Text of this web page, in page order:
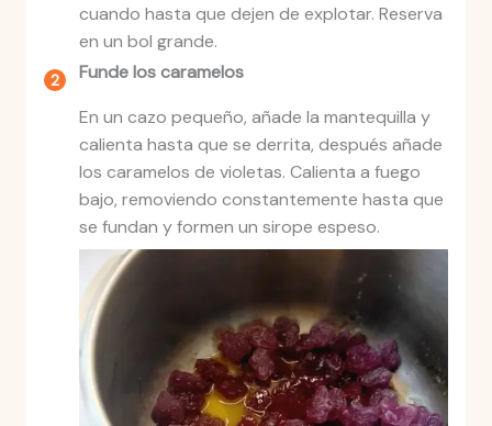
cuando hasta que dejen de explotar. Reserva
en un bol grande.
Funde los caramelos
En un cazo pequeño, añade la mantequilla y
calienta hasta que se derrita, después añade
los caramelos de violetas. Calienta a fuego
bajo, removiendo constantemente hasta que
se fundan y formen un sirope espeso.